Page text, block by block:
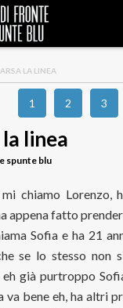
LA LINEA
1 2 3
la linea
spunte blu
mi chiamo Lorenzo,
appena fatto
Sofia e ha 21
se lo stesso non
eh già purtroppo
bene eh, ha altri